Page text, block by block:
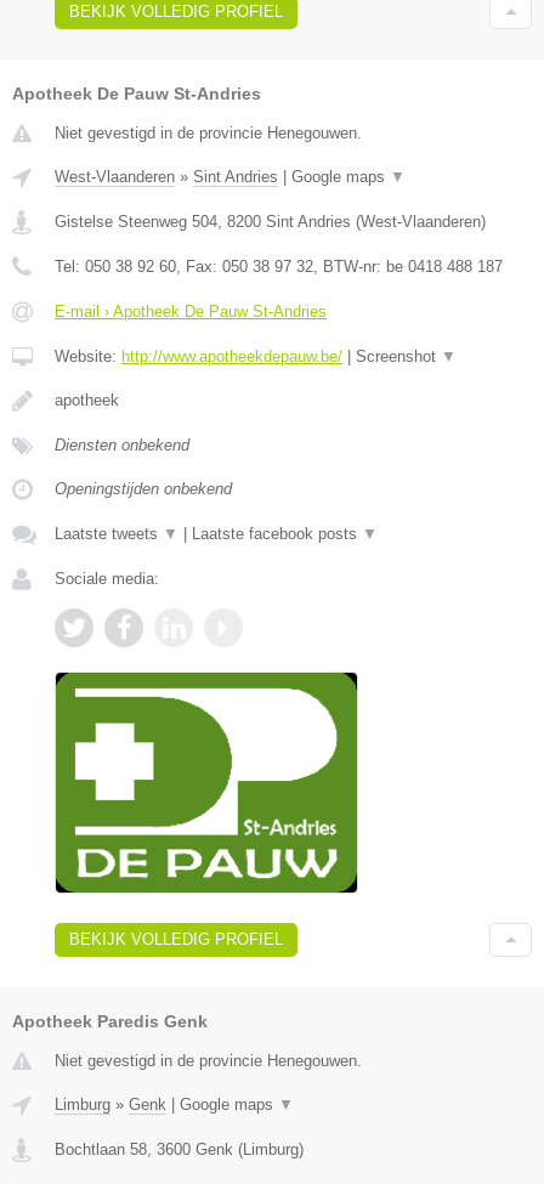
BEKIJK VOLLEDIG PROFIEL
Apotheek De Pauw St-Andries
Niet gevestigd in de provincie Henegouwen.
West-Vlaanderen » Sint Andries | Google maps ▼
Gistelse Steenweg 504 8200 Sint Andries (West-Vlaanderen)
Tel: 050 38 92 60 , Fax: 050 38 97 32 , BTW-nr: be 0418 488 187
E-mail › Apotheek De Pauw St-Andries
Website: http://www.apotheekdepauw.be/ | Screenshot ▼
apotheek
Diensten onbekend
Openingstijden onbekend
Laatste tweets ▼ | Laatste facebook posts ▼
Sociale media:
BEKIJK VOLLEDIG PROFIEL
Apotheek Paredis Genk
Niet gevestigd in de provincie Henegouwen.
Limburg » Genk Google maps ▼
Bochtlaan 58, 3600 Genk (Limburg)